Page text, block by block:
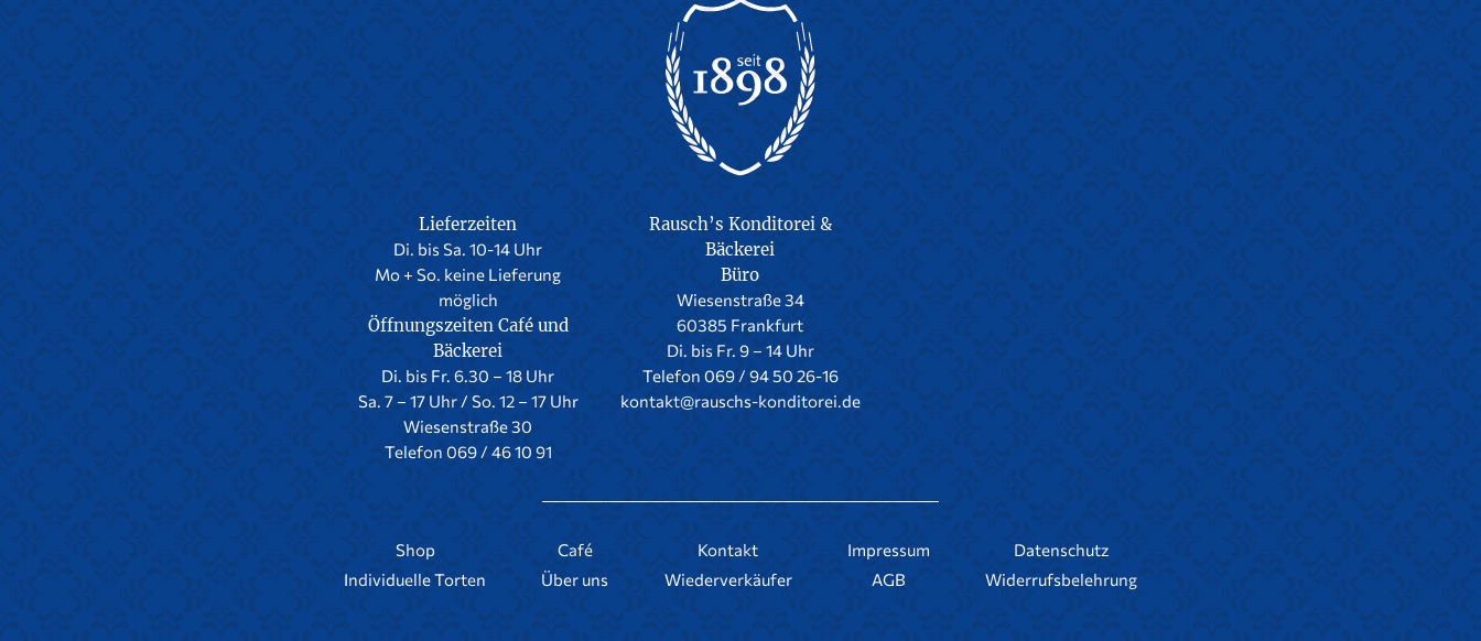
Lieferzeiten
Di. bis Sa. 10-14 Uhr
Mo + So. keine Lieferung
möglich
Öffnungszeiten Café und
Bäckerei
Di. bis Fr. 6.30 – 18 Uhr
Sa. 7 – 17 Uhr / So. 12 – 17 Uhr
Wiesenstraße 30
Telefon 069 / 46 10 91
Rausch’s Konditorei &
Bäckerei
Büro
Wiesenstraße 34
60385 Frankfurt
Di. bis Fr. 9 – 14 Uhr
Telefon 069 / 94 50 26-16
kontakt@rauschs-konditorei.de
Shop
Individuelle Torten
Café
Über uns
Kontakt
Wiederverkäufer
Impressum
AGB
Datenschutz
Widerrufsbelehrung